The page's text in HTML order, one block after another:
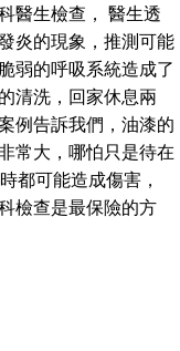
醫生檢查， 醫生透
炎的現象，推測可能
弱的呼吸系統造成了
清洗，回家休息兩
例告訴我們，油漆的
常大，哪怕只是待在
都可能造成傷害，
檢查是最保險的方